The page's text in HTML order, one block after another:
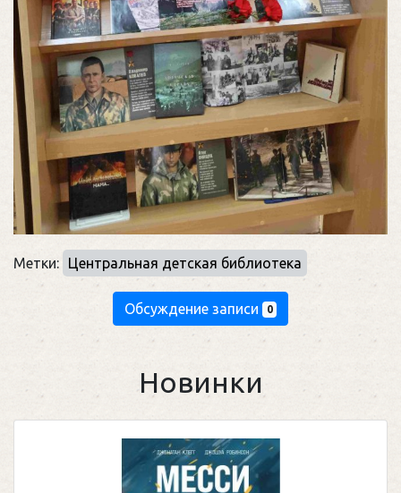
Метки: Центральная детская библиотека
Обсуждение записи 0
Новинки